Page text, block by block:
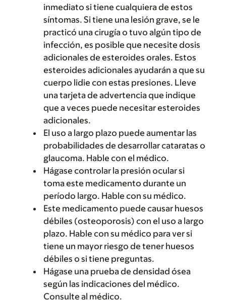
inmediato si tiene cualquiera de estos
síntomas. Si tiene una lesión grave, se le
practicó una cirugía o tuvo algún tipo de
infección, es posible que necesite dosis
adicionales de esteroides orales. Estos
esteroides adicionales ayudarán a que su
cuerpo lidie con estas presiones. Lleve
una tarjeta de advertencia que indique
que a veces puede necesitar esteroides
adicionales.
El uso a largo plazo puede aumentar las
probabilidades de desarrollar cataratas o
glaucoma. Hable con el médico.
Hágase controlar la presión ocular si
toma este medicamento durante un
período largo. Hable con su médico.
Este medicamento puede causar huesos
débiles (osteoporosis) con el uso a largo
plazo. Hable con su médico para ver si
tiene un mayor riesgo de tener huesos
débiles o si tiene preguntas.
Hágase una prueba de densidad ósea
según las indicaciones del médico.
Consulte al médico.